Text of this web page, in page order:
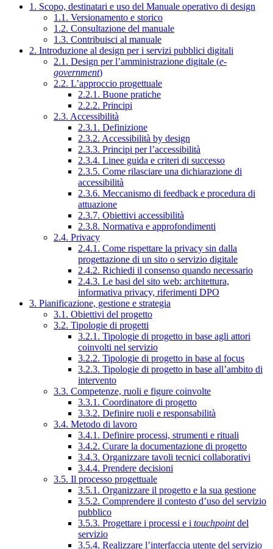
1. Scopo, destinatari e uso del Manuale operativo di design
1.1. Versionamento e storico
1.2. Consultazione del manuale
1.3. Contribuisci al manuale
2. Introduzione al design per i servizi pubblici digitali
2.1. Design per l’amministrazione digitale (e-
government)
2.2. L’approccio progettuale
2.2.1. Buone pratiche
2.2.2. Principi
2.3. Accessibilità
2.3.1. Definizione
2.3.2. Accessibilità by design
2.3.3. Principi per l’accessibilità
2.3.4. Linee guida e criteri di successo
2.3.5. Come rilasciare una dichiarazione di
accessibilità
2.3.6. Meccanismo di feedback e procedura di
attuazione
2.3.7. Obiettivi accessibilità
2.3.8. Normativa e approfondimenti
2.4. Privacy
2.4.1. Come rispettare la privacy sin dalla
progettazione di un sito o servizio digitale
2.4.2. Richiedi il consenso quando necessario
2.4.3. Le basi del sito web: architettura,
informativa privacy, riferimenti DPO
3. Pianificazione, gestione e strategia
3.1. Obiettivi del progetto
3.2. Tipologie di progetti
3.2.1. Tipologie di progetto in base agli attori
coinvolti nel servizio
3.2.2. Tipologie di progetto in base al focus
3.2.3. Tipologie di progetto in base all’ambito di
intervento
3.3. Competenze, ruoli e figure coinvolte
3.3.1. Coordinatore di progetto
3.3.2. Definire ruoli e responsabilità
3.4. Metodo di lavoro
3.4.1. Definire processi, strumenti e rituali
3.4.2. Curare la documentazione di progetto
3.4.3. Organizzare tavoli tecnici collaborativi
3.4.4. Prendere decisioni
3.5. Il processo progettuale
3.5.1. Organizzare il progetto e la sua gestione
3.5.2. Comprendere il contesto d’uso del servizio
pubblico
3.5.3. Progettare i processi e i touchpointdel
servizio
3.5.4. Realizzare l’interfaccia utente del servizio